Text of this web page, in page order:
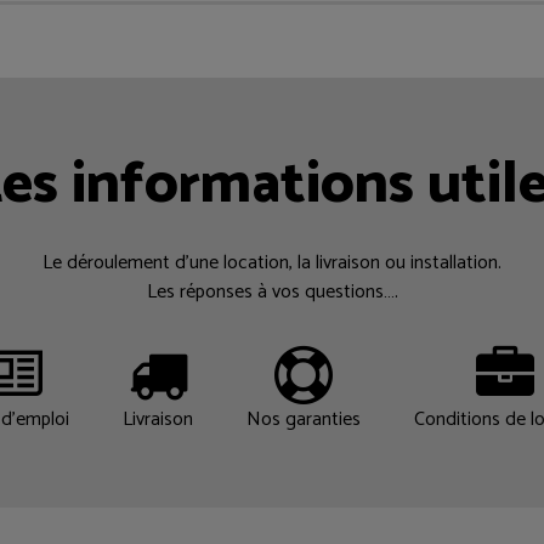
informations
Le déroulement d’une location, la livraison ou installation.
Les réponses à vos questions….
Livraison Nos garanties Conditions de